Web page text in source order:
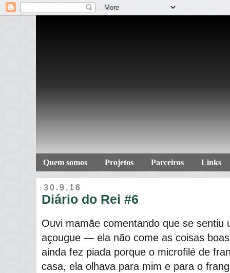
Quem somos Projetos Parceiros Links
30.9.16
Diário do Rei #6
Ouvi mamãe comentando que se sentiu
açougue ― ela não come as coisas
ainda fez piada porque o microfilé de
casa, ela olhava para mim e para o